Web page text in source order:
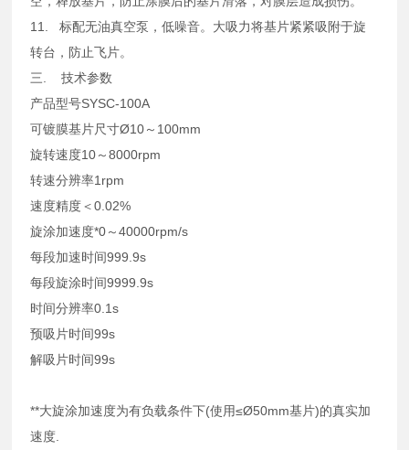
11. 标配无油真空泵，低噪音。大吸力将基片紧紧吸附于旋
转台，防止飞片。
三. 技术参数
产品型号SYSC-100A
可镀膜基片尺寸Ø10～100mm
旋转速度10～8000rpm
转速分辨率1rpm
速度精度＜0.02%
旋涂加速度*0～40000rpm/s
每段加速时间999.9s
每段旋涂时间9999.9s
时间分辨率0.1s
预吸片时间99s
解吸片时间99s
**大旋涂加速度为有负载条件下(使用≤Ø50mm基片)的真实加
速度.